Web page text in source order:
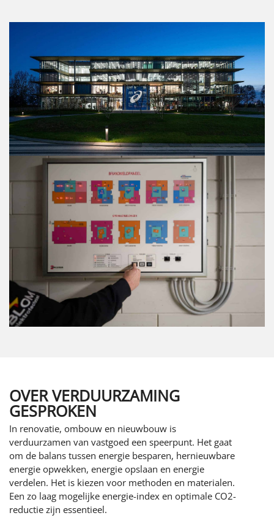
OVER VERDUURZAMING
GESPROKEN
In renovatie, ombouw en nieuwbouw is
verduurzamen van vastgoed een speerpunt. Het gaat
om de balans tussen energie besparen, hernieuwbare
energie opwekken, energie opslaan en energie
verdelen. Het is kiezen voor methoden en materialen.
Een zo laag mogelijke energie-index en optimale CO2-
reductie zijn essentieel.